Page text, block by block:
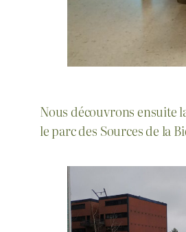
Nous découvrons ensuite
le parc des Sources de la